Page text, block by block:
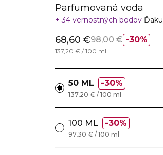
Parfumovaná voda
34 vernostných bodov
30%
68,60 €98,00 €
137,20 € / 100 ml
50 ML 30%
137,20 € / 100 ml
100 ML 30%
97,30 € / 100 ml